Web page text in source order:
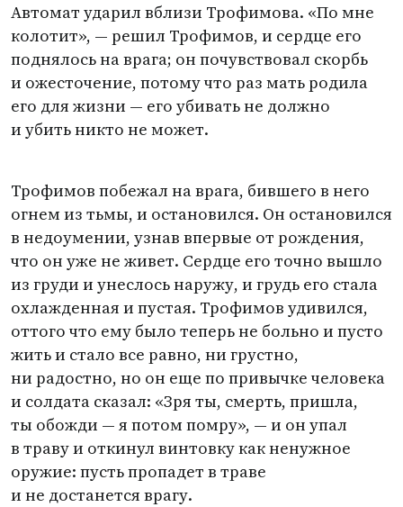
Автомат ударил вблизи Трофимова. «По мне
колотит», — решил Трофимов, и сердце его
поднялось на врага; он почувствовал скорбь
и ожесточение, потому что раз мать родила
его для жизни — его убивать не должно
и убить никто не может.
Трофимов побежал на врага, бившего в него
огнем из тьмы, и остановился. Он остановился
в недоумении, узнав впервые от рождения,
что он уже не живет. Сердце его точно вышло
из груди и унеслось наружу, и грудь его стала
охлажденная и пустая. Трофимов удивился,
оттого что ему было теперь не больно и пусто
жить и стало все равно, ни грустно,
ни радостно, но он еще по привычке человека
и солдата сказал: «Зря ты, смерть, пришла,
ты обожди — я потом помру», — и он упал
в траву и откинул винтовку как ненужное
оружие: пусть пропадет в траве
и не достанется врагу.